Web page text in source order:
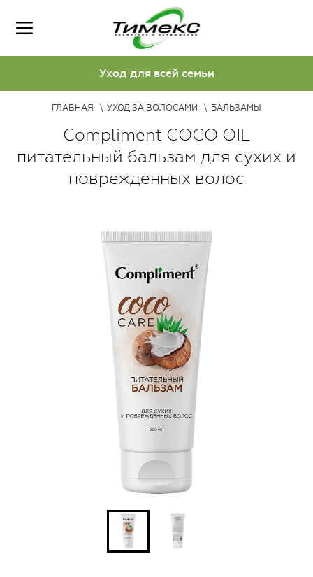
Уход для всей семьи
ГЛАВНАЯ УХОД ЗА ВОЛОСАМИ БАЛЬЗАМЫ
Compliment COCO OIL
питательный бальзам для сухих и
поврежденных волос